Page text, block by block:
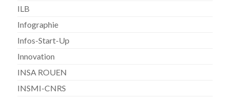
ILB
Infographie
Infos-Start-Up
Innovation
INSA ROUEN
INSMI-CNRS